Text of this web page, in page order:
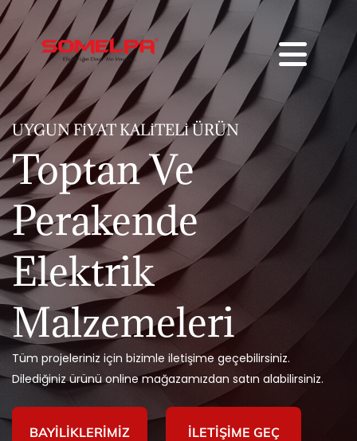
UYGUN FIYAT KALITELI ÜRÜN
Toptan Ve
Perakende
Elektrik
Malzemeleri
Tüm projeleriniz için bizimle iletişime geçebilirsiniz.
Dilediğiniz ürünü online mağazamızdan satın alabilirsiniz.
BAYILIKLERIMIZ İLETIŞIME GEÇ